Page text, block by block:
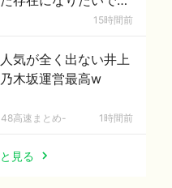
15時間前
気が全く出ない井上
木坂運営最高w
高速まとめ- 1時間前
見る